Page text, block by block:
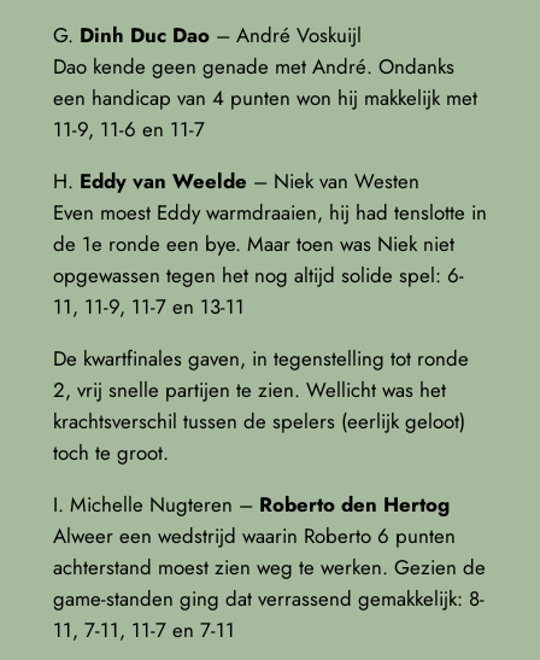
G. Dinh Duc Dao– André Voskuijl
Dao kende geen genade met André. Ondanks
een handicap van 4 punten won hij makkelijk met
11-9, 11-6 en 11-7
H. Eddy van Weelde – Niek van Westen
Even moest Eddy warmdraaien, hij had tenslotte in
de 1e ronde een bye. Maar toen was Niek niet
opgewassen tegen het nog altijd solide spel: 6-
11, 11-9, 11-7 en 13-11
De kwartfinales gaven, in tegenstelling tot ronde
2, vrij snelle partijen te zien. Wellicht was het
krachtsverschil tussen de spelers (eerlijk geloot)
toch te groot.
I. Michelle Nugteren – Roberto den Hertog
Alweer een wedstrijd waarin Roberto 6 punten
achterstand moest zien weg te werken. Gezien de
game-standen ging dat verrassend gemakkelijk: 8-
11, 7-11, 11-7 en 7-11